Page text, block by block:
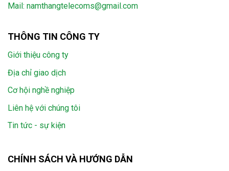
Mail: namthangtelecoms@gmail.com
THÔNG TIN CÔNG TY
Giới thiệu công ty
Địa chỉ giao dịch
Cơ hội nghề nghiệp
Liên hệ với chúng tôi
Tin tức - sự kiện
CHÍNH SÁCH VÀ HƯỚNG DẪN